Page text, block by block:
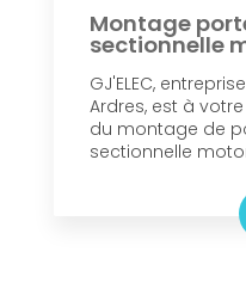
Montage
sectionnelle
GJ'ELEC,
Ardres, est à
du montage de
sectionnelle